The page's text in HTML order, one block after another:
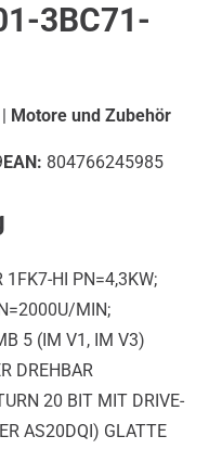
3BC71-
| Motore und Zubehör
EAN: 804766245985
1FK7-HI PN=4,3KW;
MIN;
5 (IM V1, IM V3)
DREHBAR
20 BIT MIT DRIVE-
AS20DQI) GLATTE